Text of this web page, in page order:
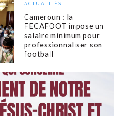
ACTUALITÉS
Cameroun : la
FECAFOOT impose un
salaire minimum pour
professionnaliser son
football